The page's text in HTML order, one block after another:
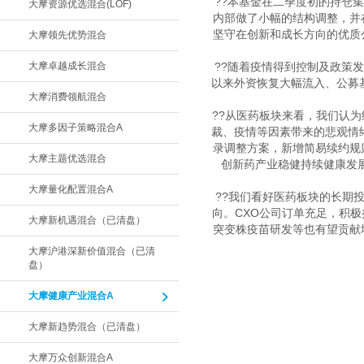
大摩资源优选混合(LOF)
大摩领先优势混合
大摩卓越成长混合
大摩消费领航混合
大摩多因子策略混合A
大摩主题优选混合
大摩量化配置混合A
大摩新机遇混合（已清盘）
大摩沪港深新价值混合（已清
盘）
大摩健康产业混合A
大摩新趋势混合（已清盘）
大摩万众创新混合A
内部做了小幅的结构调整，
坚守在创新和成长方向的优
??随着疫情得到控制及政策
以来外资恢复大幅流入、公
??从医药板块来看，我们认
裁、疫情等因素带来的悲观
录调整方案，新增简易续约
创新药产业稳健持续健康发
??我们看好医药板块的长期
向。CXO公司订单充足，积
突变株疫苗研发等也有望贡